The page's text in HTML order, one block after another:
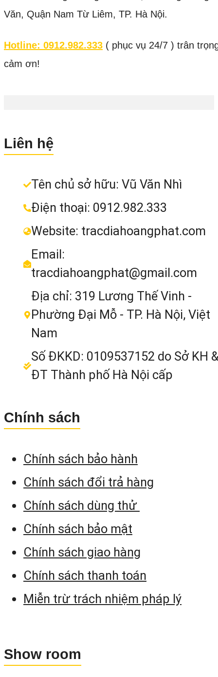
Văn, Quận Nam Từ Liêm, TP. Hà Nội.
Hotline: 0912.982.333 ( phục vụ 24/7 ) trân
cảm ơn!
Liên hệ
Tên chủ sở hữu: Vũ Văn Nhì
Điện thoại: 0912.982.333
Website: tracdiahoangphat.com
Email:
tracdiahoangphat@gmail.com
Địa chỉ: 319 Lương Thế Vinh -
Phường Đại Mỗ - TP. Hà Nội, Việt
Nam
Số ĐKKD: 0109537152 do Sở KH &
ĐT Thành phố Hà Nội cấp
Chính sách
Chính sách bảo hành
Chính sách đổi trả hàng
Chính sách dùng thử
Chính sách bảo mật
Chính sách giao hàng
Chính sách thanh toán
Miễn trừ trách nhiệm pháp lý
Show room